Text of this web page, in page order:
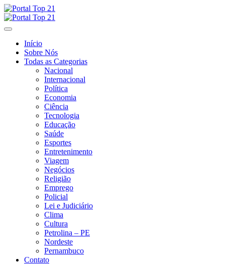
Skip
to
content
Início
Sobre Nós
Todas as Categorias
Nacional
Internacional
Política
Economia
Ciência
Tecnologia
Educação
Saúde
Esportes
Entretenimento
Viagem
Negócios
Religião
Emprego
Policial
Lei e Judiciário
Clima
Cultura
Petrolina – PE
Nordeste
Pernambuco
Contato